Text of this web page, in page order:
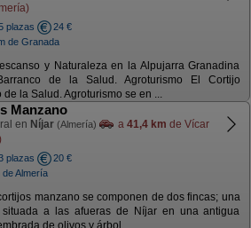
plazas
24 €
de Granada
y Naturaleza en la Alpujarra Granadina
de la Salud. Agroturismo El Cortijo
de la Salud. Agroturismo se en ...
Manzano
en Níjar (Almería) a 41,4 km de Vícar
plazas
20 €
de Almería
manzano se componen de dos fincas; una
a las afueras de Níjar en una antigua